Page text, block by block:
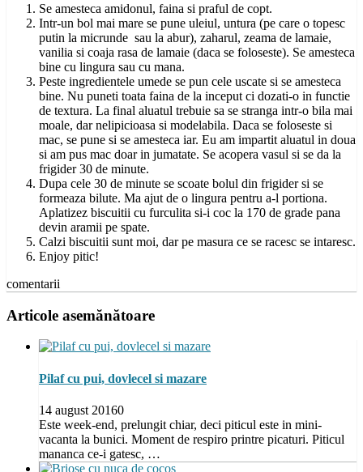
Se amesteca amidonul, faina si praful de copt.
Intr-un bol mai mare se pune uleiul, untura (pe care o topesc
putin la micrunde sau la abur), zaharul, zeama de lamaie,
vanilia si coaja rasa de lamaie (daca se foloseste). Se amesteca
bine cu lingura sau cu mana.
Peste ingredientele umede se pun cele uscate si se amesteca
bine. Nu puneti toata faina de la inceput ci dozati-o in functie
de textura. La final aluatul trebuie sa se stranga intr-o bila mai
moale, dar nelipicioasa si modelabila. Daca se foloseste si
mac, se pune si se amesteca iar. Eu am impartit aluatul in doua
si am pus mac doar in jumatate. Se acopera vasul si se da la
frigider 30 de minute.
Dupa cele 30 de minute se scoate bolul din frigider si se
formeaza bilute. Ma ajut de o lingura pentru a-l portiona.
Aplatizez biscuitii cu furculita si-i coc la 170 de grade pana
devin aramii pe spate.
Calzi biscuitii sunt moi, dar pe masura ce se racesc se intaresc.
Enjoy pitic!
comentarii
Articole asemănătoare
Pilaf cu pui, dovlecel si mazare
14 august 20160
Este week-end, prelungit chiar, deci piticul este in mini-
vacanta la bunici. Moment de respiro printre picaturi. Piticul
mananca ce-i gatesc, …